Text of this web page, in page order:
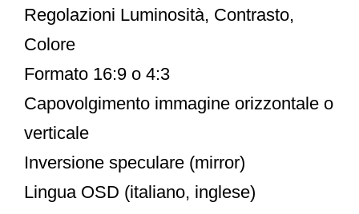
Regolazioni Luminosità, Contrasto,
Colore
Formato 16:9 o 4:3
Capovolgimento immagine orizzontale o
verticale
Inversione speculare (mirror)
Lingua OSD (italiano, inglese)